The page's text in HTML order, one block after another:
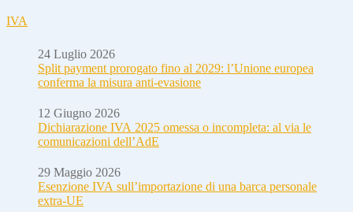
IVA
24 Luglio 2026
Split payment prorogato fino al 2029: l’Unione europea
conferma la misura anti-evasione
12 Giugno 2026
Dichiarazione IVA 2025 omessa o incompleta: al via le
comunicazioni dell’AdE
29 Maggio 2026
Esenzione IVA sull’importazione di una barca personale
extra-UE